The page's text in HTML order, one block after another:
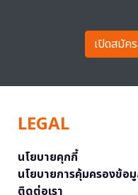
เปิดสมัค
LEGAL
นโยบายคุกกี้
นโยบายการคุ้มครองข้อ
ติดต่อเรา